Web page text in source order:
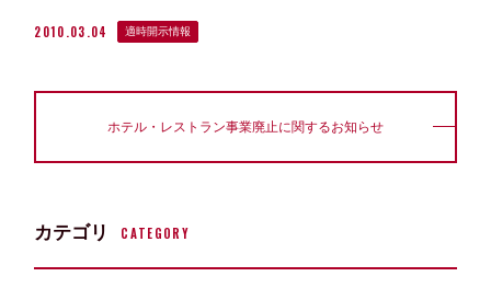
2010.03.04 適時開示情報
ホテル・レストラン事業廃止に関するお知らせ
カテゴリ CATEGORY